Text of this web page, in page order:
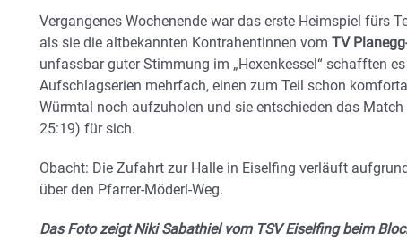
Vergangenes Wochenende war das erste Heimspiel fürs
als sie die altbekannten Kontrahentinnen vom TV
unfassbar guter Stimmung im „Hexenkessel“ schafften
Aufschlagserien mehrfach, einen zum Teil schon
Würmtal noch aufzuholen und sie entschieden das
25:19) für sich.
Obacht: Die Zufahrt zur Halle in Eiselfing verläuft
über den Pfarrer-Möderl-Weg.
Das Foto zeigt Niki Sabathiel vom TSV Eiselfing beim